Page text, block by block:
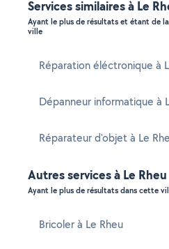
Services similaires à Le
Ayant le plus de résultats et étant de
ville
Réparation éléctronique à
Dépanneur informatique à
Réparateur d'objet à Le
Autres services à Le Rheu
Ayant le plus de résultats dans cette
Bricoler à Le Rheu